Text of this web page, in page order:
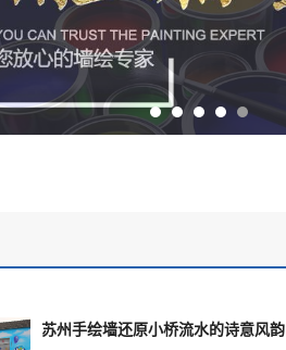
苏州手绘墙还原小桥流水的诗意风韵